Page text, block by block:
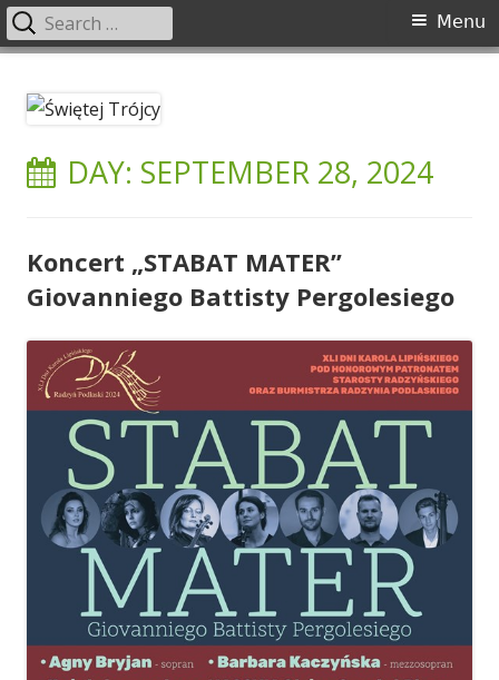
Primary
Menu
Search
for:
DAY: SEPTEMBER 28, 2024
Koncert „STABAT MATER”
Giovanniego Battisty Pergolesiego